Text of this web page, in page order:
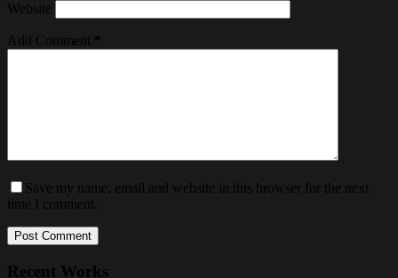
Website
Add Comment *
Save my name, email and website in this browser for the next
time I comment.
Post Comment
Recent Works